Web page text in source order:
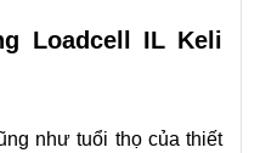
Loadcell IL Keli
như tuổi thọ của thiết